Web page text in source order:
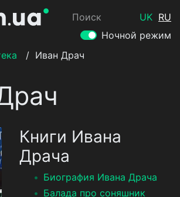
Поиск UK RU
Ночной режим
/ Иван Драч
Книги Ивана
Драча
Биография Ивана Драча
Балада про соняшник